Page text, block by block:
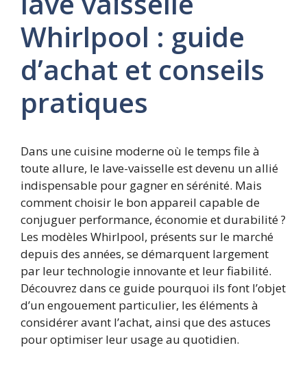
Whirlpool : guide
d’achat et conseils
pratiques
Dans une cuisine moderne où le temps file à
toute allure, le lave-vaisselle est devenu un allié
indispensable pour gagner en sérénité. Mais
comment choisir le bon appareil capable de
conjuguer performance, économie et durabilité ?
Les modèles Whirlpool, présents sur le marché
depuis des années, se démarquent largement
par leur technologie innovante et leur fiabilité.
Découvrez dans ce guide pourquoi ils font l’objet
d’un engouement particulier, les éléments à
considérer avant l’achat, ainsi que des astuces
pour optimiser leur usage au quotidien.